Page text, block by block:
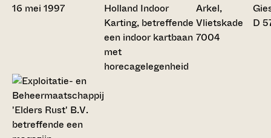
Holland Indoor
Karting, betreffende
een indoor kartbaan
met
horecagelegenheid
Arkel,
Vlietskade
7004
D